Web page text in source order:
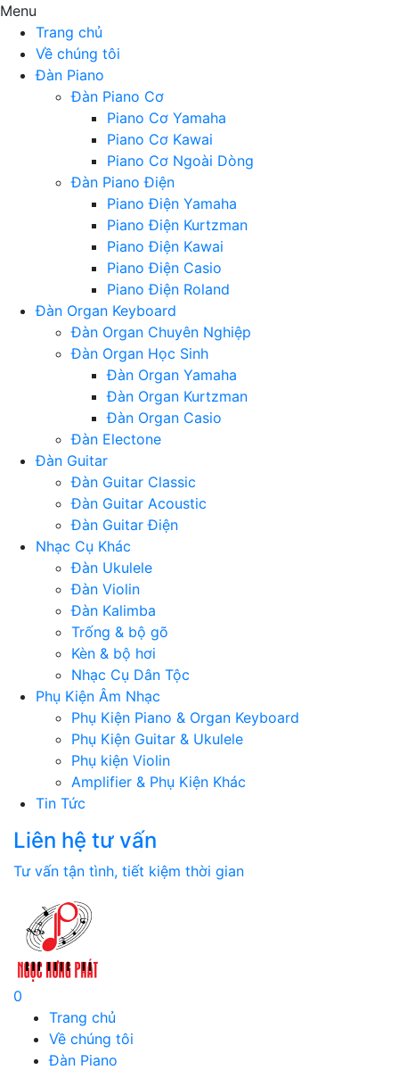
Menu
Trang chủ
Về chúng tôi
Đàn Piano
Đàn Piano Cơ
Piano Cơ Yamaha
Piano Cơ Kawai
Piano Cơ Ngoài Dòng
Đàn Piano Điện
Piano Điện Yamaha
Piano Điện Kurtzman
Piano Điện Kawai
Piano Điện Casio
Piano Điện Roland
Đàn Organ Keyboard
Đàn Organ Chuyên Nghiệp
Đàn Organ Học Sinh
Đàn Organ Yamaha
Đàn Organ Kurtzman
Đàn Organ Casio
Đàn Electone
Đàn Guitar
Đàn Guitar Classic
Đàn Guitar Acoustic
Đàn Guitar Điện
Nhạc Cụ Khác
Đàn Ukulele
Đàn Violin
Đàn Kalimba
Trống & bộ gõ
Kèn & bộ hơi
Nhạc Cụ Dân Tộc
Phụ Kiện Âm Nhạc
Phụ Kiện Piano & Organ Keyboard
Phụ Kiện Guitar & Ukulele
Phụ kiện Violin
Amplifier & Phụ Kiện Khác
Tin Tức
Liên hệ tư vấn
Tư vấn tận tình, tiết kiệm thời gian
0
Trang chủ
Về chúng tôi
Đàn Piano